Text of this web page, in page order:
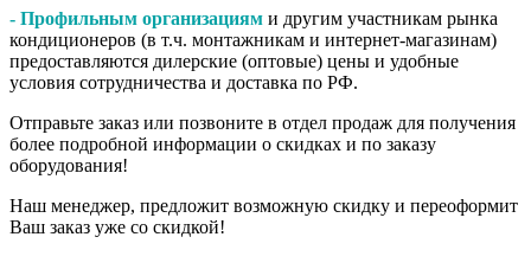
- Профильным организациям и другим участникам рынка
кондиционеров (в т.ч. монтажникам и интернет-магазинам)
предоставляются дилерские (оптовые) цены и удобные
условия сотрудничества и доставка по РФ.
Отправьте заказ или позвоните в отдел продаж для получения
более подробной информации о скидках и по заказу
оборудования!
Наш менеджер, предложит возможную скидку и переоформит
Ваш заказ уже со скидкой!